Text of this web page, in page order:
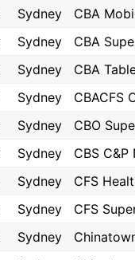
Sydney CBA
Sydney CBA
Sydney CBA
Sydney CBACFS
Sydney CBO
Sydney CBS C&P
Sydney CFS
Sydney CFS
Sydney